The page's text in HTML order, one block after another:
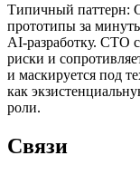
Типичный паттерн:
прототипы за
AI-разработку. CTO
риски и
и маскируется под
как
роли.
Связи